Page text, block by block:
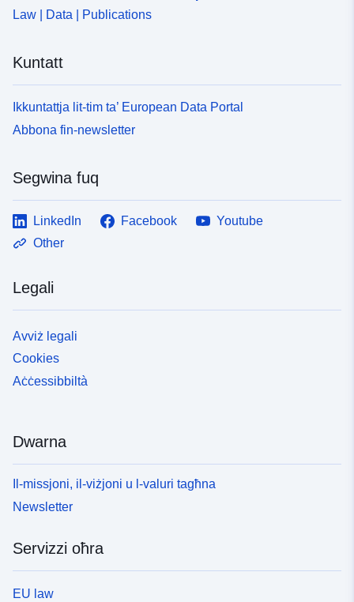
Law | Data | Publications
Kuntatt
Ikkuntattja lit-tim ta’ European Data Portal
Abbona fin-newsletter
Segwina fuq
LinkedIn Facebook
Youtube
Other
Legali
Avviż legali
Cookies
Aċċessibbiltà
Dwarna
Il-missjoni, il-viżjoni u l-valuri tagħna
Newsletter
Servizzi oħra
EU law